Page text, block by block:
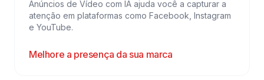
Anúncios de Vídeo com IA ajuda você a capturar a
atenção em plataformas como Facebook, Instagram
e YouTube.
Melhore a presença da sua marca